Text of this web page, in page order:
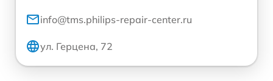
info@tms.philips-repair-center.ru
ул. Герцена, 72